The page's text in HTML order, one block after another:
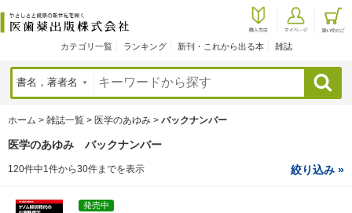
カテゴリ一覧 ランキング 新刊・これから出る本 雑誌
検索
ホーム > 雑誌一覧 > 医学のあゆみ > バックナンバー
医学のあゆみ バックナンバー
120件中1件から30件までを表示 絞り込み »
発売中